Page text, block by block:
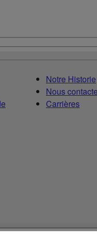
Notre Historie
Nous
Carrières